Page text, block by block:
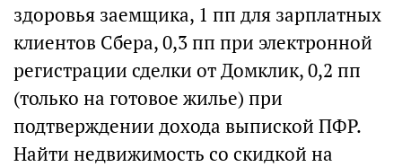
здоровья заемщика, 1 пп для зарплатных
клиентов Сбера, 0,3 пп при электронной
регистрации сделки от Домклик, 0,2 пп
(только на готовое жилье) при
подтверждении дохода выпиской ПФР.
Найти недвижимость со скидкой на